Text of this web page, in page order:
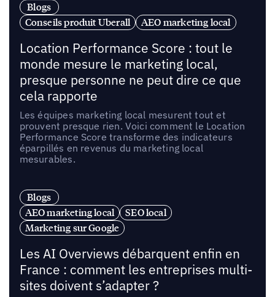
Blogs
Conseils produit Uberall
AEO marketing local
Location Performance Score : tout le
monde mesure le marketing local,
presque personne ne peut dire ce que
cela rapporte
Les équipes marketing local mesurent tout et
prouvent presque rien. Voici comment le Location
Performance Score transforme des indicateurs
éparpillés en revenus du marketing local
mesurables.
Blogs
AEO marketing local
SEO local
Marketing sur Google
Les AI Overviews débarquent enfin en
France : comment les entreprises multi-
sites doivent s’adapter ?